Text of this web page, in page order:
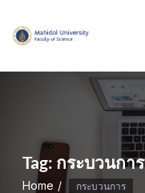
content
Tag: กระบวนการ
Home กระบวนการ